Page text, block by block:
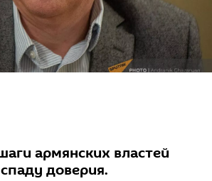
армянских властей
доверия.